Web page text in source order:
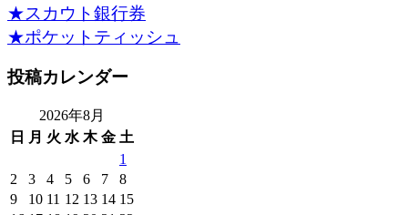
★スカウト銀行券
★ポケットティッシュ
投稿カレンダー
2026年8月
日
月 火 水 木 金 土
1
2
3 4 5 6 7
8
9
10 11 12 13 14 15